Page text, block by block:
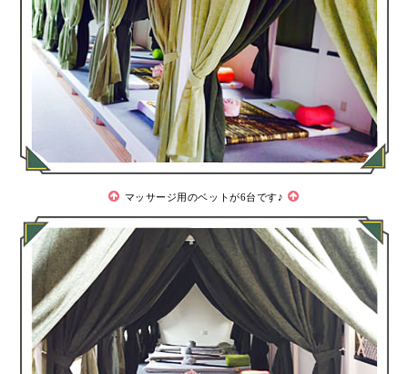
マッサージ用のベットが6台です♪